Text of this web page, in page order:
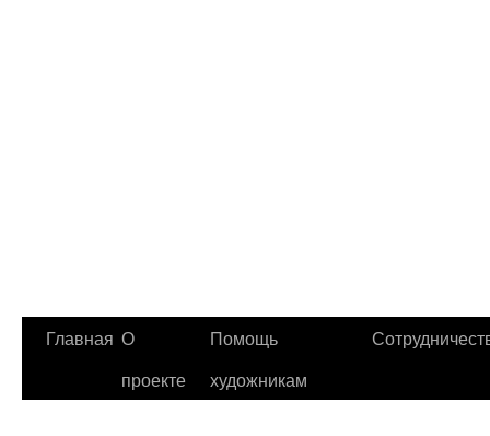
Главная О
проекте
Помощь
художникам